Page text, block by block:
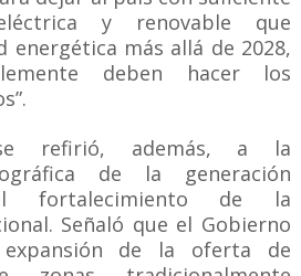
y renovable que
energética más allá de 2028,
deben hacer los
refirió, además, a la
de la generación
fortalecimiento de la
Señaló que el Gobierno
de la oferta de